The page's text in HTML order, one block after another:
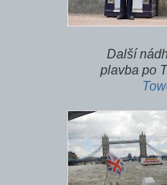
Další
plavba po